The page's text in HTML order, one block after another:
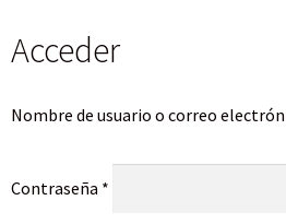
Acceder
Nombre de usuario o correo
Contraseña *